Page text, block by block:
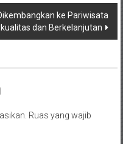
ke Pariwisata
dan Berkelanjutan
Ruas yang wajib